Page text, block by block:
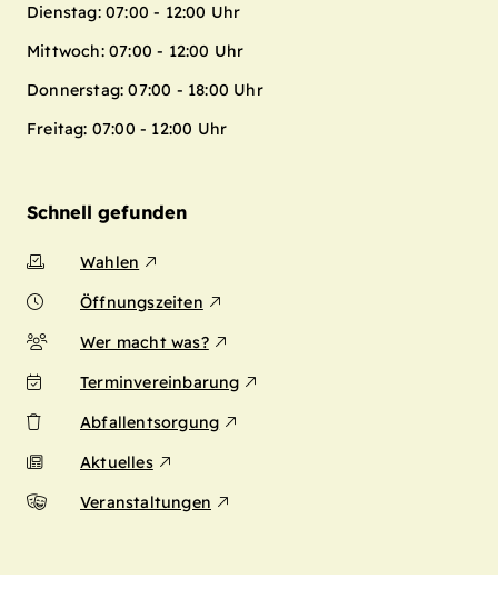
Dienstag: 07:00 - 12:00 Uhr
Mittwoch: 07:00 - 12:00 Uhr
Donnerstag: 07:00 - 18:00 Uhr
Freitag: 07:00 - 12:00 Uhr
Schnell gefunden
Wahlen
Öffnungszeiten
Wer macht was?
Terminvereinbarung
Abfallentsorgung
Aktuelles
Veranstaltungen